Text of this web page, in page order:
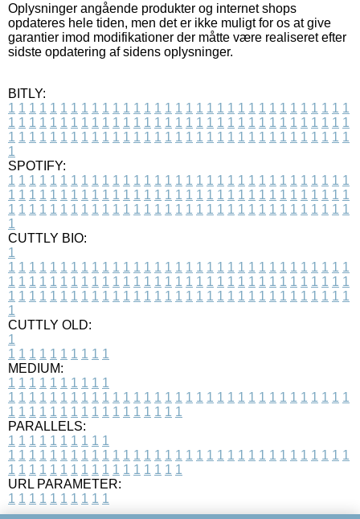
Oplysninger angående produkter og internet shops
opdateres hele tiden, men det er ikke muligt for os at give
garantier imod modifikationer der måtte være realiseret efter
sidste opdatering af sidens oplysninger.
BITLY:
1 1 1 1 1 1 1 1 1 1 1 1 1 1 1 1 1 1 1 1 1 1 1 1 1 1 1 1 1 1 1 1 1
1 1 1 1 1 1 1 1 1 1 1 1 1 1 1 1 1 1 1 1 1 1 1 1 1 1 1 1 1 1 1 1 1
1 1 1 1 1 1 1 1 1 1 1 1 1 1 1 1 1 1 1 1 1 1 1 1 1 1 1 1 1 1 1 1 1
1
SPOTIFY:
1 1 1 1 1 1 1 1 1 1 1 1 1 1 1 1 1 1 1 1 1 1 1 1 1 1 1 1 1 1 1 1 1
1 1 1 1 1 1 1 1 1 1 1 1 1 1 1 1 1 1 1 1 1 1 1 1 1 1 1 1 1 1 1 1 1
1 1 1 1 1 1 1 1 1 1 1 1 1 1 1 1 1 1 1 1 1 1 1 1 1 1 1 1 1 1 1 1 1
1
CUTTLY BIO:
1
1 1 1 1 1 1 1 1 1 1 1 1 1 1 1 1 1 1 1 1 1 1 1 1 1 1 1 1 1 1 1 1 1
1 1 1 1 1 1 1 1 1 1 1 1 1 1 1 1 1 1 1 1 1 1 1 1 1 1 1 1 1 1 1 1 1
1 1 1 1 1 1 1 1 1 1 1 1 1 1 1 1 1 1 1 1 1 1 1 1 1 1 1 1 1 1 1 1 1
1
CUTTLY OLD:
1
1 1 1 1 1 1 1 1 1 1
MEDIUM:
1 1 1 1 1 1 1 1 1 1
1 1 1 1 1 1 1 1 1 1 1 1 1 1 1 1 1 1 1 1 1 1 1 1 1 1 1 1 1 1 1 1 1
1 1 1 1 1 1 1 1 1 1 1 1 1 1 1 1 1
PARALLELS:
1 1 1 1 1 1 1 1 1 1
1 1 1 1 1 1 1 1 1 1 1 1 1 1 1 1 1 1 1 1 1 1 1 1 1 1 1 1 1 1 1 1 1
1 1 1 1 1 1 1 1 1 1 1 1 1 1 1 1 1
URL PARAMETER:
1 1 1 1 1 1 1 1 1 1